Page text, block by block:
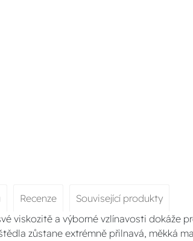
Recenze
Související produkty
viskozitě a výborné vzlínavosti dokáže
zůstane extrémně přilnavá, měkká